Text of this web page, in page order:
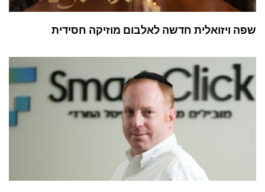
שפה ויזואלית חדשה לאלבום מוזיקה חסידית